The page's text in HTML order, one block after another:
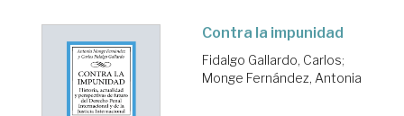
Contra la impunidad
Fidalgo Gallardo, Carlos;
Monge Fernández, Antonia